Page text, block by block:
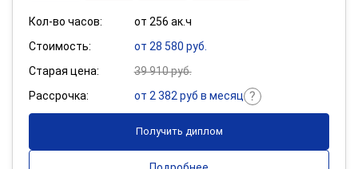
Кол-во часов:
от 256 ак.ч
Стоимость:
от 28 580 руб.
Старая цена:
39 910 руб.
Рассрочка:
от 2 382 руб в месяц
Получить диплом